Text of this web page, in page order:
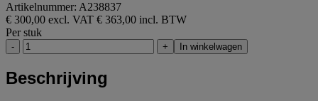
Artikelnummer: A238837
€ 300,00 excl. VAT € 363,00 incl. BTW
Per stuk
- + In winkelwagen
Beschrijving